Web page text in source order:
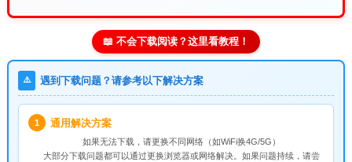
📖 不会下载阅读？这里看教程！
⚠️ 遇到下载问题？请参考以下解决方案
1 通用解决方案
如果无法下载，请更换不同网络（如WiFi换4G/5G）
大部分下载问题都可以通过更换浏览器或网络解决。如果问题持续，请尝